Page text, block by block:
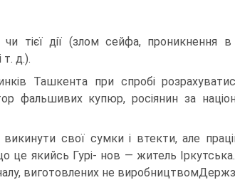
чи тієї дії (злом сейфа, проникнення
т. д.).
Ташкента при спробі
фальшивих купюр, росіянин за
свої сумки і втекти, але
це якийсь Гурі- нов — житель
виготовлених не